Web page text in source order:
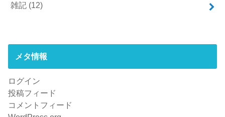
雑記 (12)
メタ情報
ログイン
投稿フィード
コメントフィード